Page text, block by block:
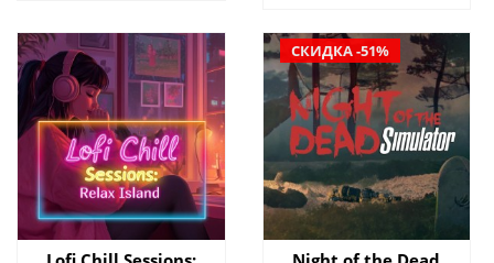
СКИДКА -51%